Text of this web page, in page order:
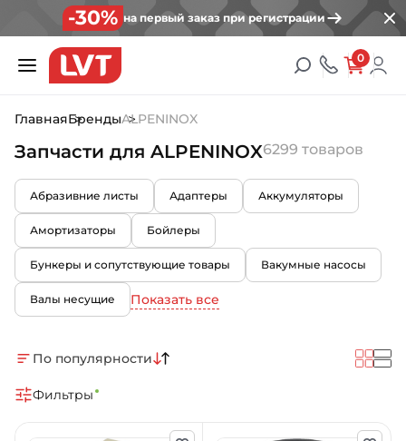
-30% на первый заказ при регистрации
0
ГлавнаяБрендыALPENINOX
Запчасти для ALPENINOX6299 товаров
Абразивние листы Адаптеры Аккумуляторы
Амортизаторы Бойлеры
Бункеры и сопутствующие товары Вакумные насосы
Валы несущие Показать все
По популярности
Фильтры